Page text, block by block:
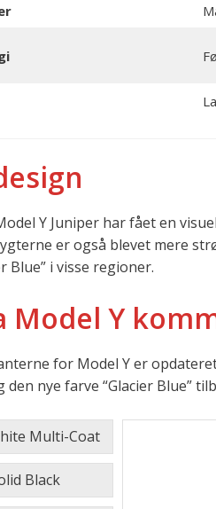
Y Juniper har fået en
er også blevet mere
Blue” i visse regioner.
Model Y
for Model Y er
nye farve “Glacier Blue”
Multi-Coat
Black